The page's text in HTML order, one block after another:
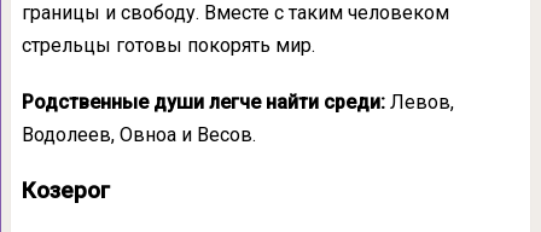
границы и свободу. Вместе с таким человеком
стрельцы готовы покорять мир.
Родственные души легче найти среди:Левов,
Водолеев, Овноа и Весов.
Козерог